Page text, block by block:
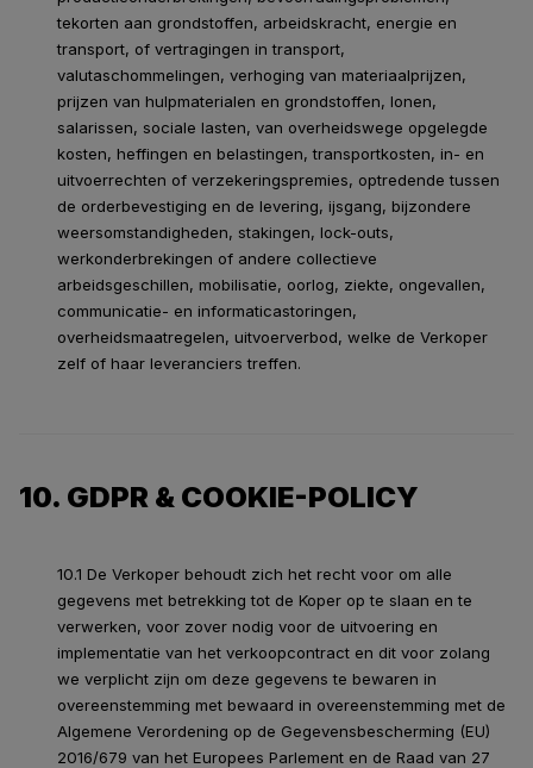
tekorten aan grondstoffen, arbeidskracht, energie en
transport, of vertragingen in transport,
valutaschommelingen, verhoging van materiaalprijzen,
prijzen van hulpmaterialen en grondstoffen, lonen,
salarissen, sociale lasten, van overheidswege opgelegde
kosten, heffingen en belastingen, transportkosten, in- en
uitvoerrechten of verzekeringspremies, optredende tussen
de orderbevestiging en de levering, ijsgang, bijzondere
weersomstandigheden, stakingen, lock-outs,
werkonderbrekingen of andere collectieve
arbeidsgeschillen, mobilisatie, oorlog, ziekte, ongevallen,
communicatie- en informaticastoringen,
overheidsmaatregelen, uitvoerverbod, welke de Verkoper
zelf of haar leveranciers treffen.
10. GDPR & COOKIE-POLICY
10.1 De Verkoper behoudt zich het recht voor om alle
gegevens met betrekking tot de Koper op te slaan en te
verwerken, voor zover nodig voor de uitvoering en
implementatie van het verkoopcontract en dit voor zolang
we verplicht zijn om deze gegevens te bewaren in
overeenstemming met bewaard in overeenstemming met de
Algemene Verordening op de Gegevensbescherming (EU)
2016/679 van het Europees Parlement en de Raad van 27